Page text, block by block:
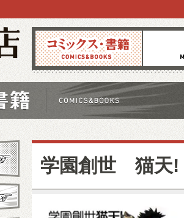
コミックス 雑誌
学園創世 猫天!